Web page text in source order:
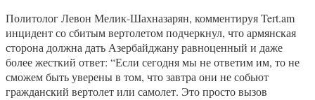
Политолог Левон Мелик-Шахназарян, комментируя Tert.am
инцидент со сбитым вертолетом подчеркнул, что армянская
сторона должна дать Азербайджану равноценный и даже
более жесткий ответ: “Если сегодня мы не ответим им, то не
сможем быть уверены в том, что завтра они не собьют
гражданский вертолет или самолет. Это просто вызов